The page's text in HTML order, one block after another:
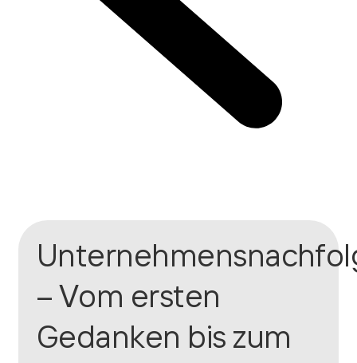
– Vom ersten
Gedanken bis zum